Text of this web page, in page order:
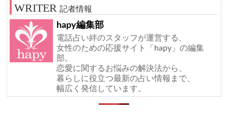
記者情報
hapy編集部
電話占い絆のスタッフが運営する、
女性のための応援サイト「hapy」の編集
部。
恋愛に関するお悩みの解決法から、
暮らしに役立つ最新の占い情報まで、
幅広く発信しています。